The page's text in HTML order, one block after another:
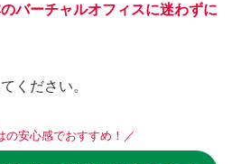
のバーチャルオフィスに迷わずに
ください。
の安心感でおすすめ！／